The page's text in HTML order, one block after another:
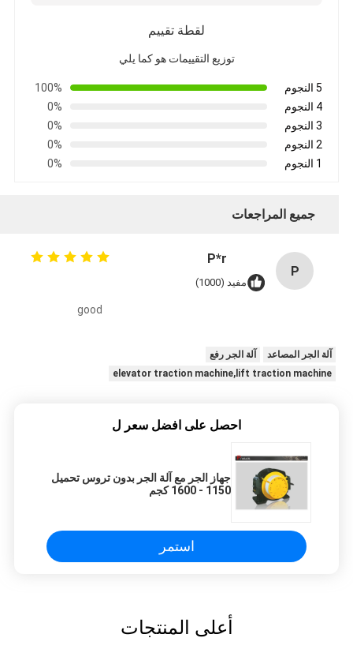
لقطة تقييم
توزيع التقييمات هو كما يلي
5 النجوم
100%
4 النجوم
0%
3 النجوم
0%
2 النجوم
0%
1 النجوم
0%
جميع المراجعات
P
P*r
مفيد (1000)
good
آلة الجر المصاعد
آلة الجر رفع
elevator traction machine,lift traction machine
احصل على افضل سعر ل
جهاز الجر مع آلة الجر بدون تروس تحميل
1150 - 1600 كجم
استمر
أعلى المنتجات